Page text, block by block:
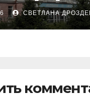
построят
за 6,5 млрд
СВЕТЛАНА